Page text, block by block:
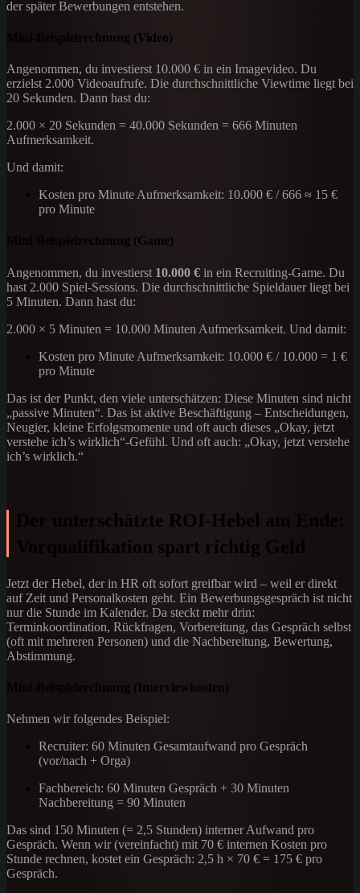
der später Bewerbungen entstehen.
Mini-Beispielrechnung (Video)
Angenommen, du investierst 10.000 € in ein Imagevideo. Du
erzielst 2.000 Videoaufrufe. Die durchschnittliche Viewtime liegt bei
20 Sekunden. Dann hast du:
2.000 × 20 Sekunden = 40.000 Sekunden = 666 Minuten
Aufmerksamkeit.
Und damit:
Kosten pro Minute Aufmerksamkeit: 10.000 € / 666 ≈ 15 €
pro Minute
Mini-Beispielrechnung (Game)
Angenommen, du investierst 10.000 € in ein Recruiting-Game. Du
hast 2.000 Spiel-Sessions. Die durchschnittliche Spieldauer liegt bei
5 Minuten. Dann hast du:
2.000 × 5 Minuten = 10.000 Minuten Aufmerksamkeit. Und damit:
Kosten pro Minute Aufmerksamkeit: 10.000 € / 10.000 = 1 €
pro Minute
Das ist der Punkt, den viele unterschätzen: Diese Minuten sind nicht
„passive Minuten“. Das ist aktive Beschäftigung – Entscheidungen,
Neugier, kleine Erfolgsmomente und oft auch dieses „Okay, jetzt
verstehe ich’s wirklich“-Gefühl. Und oft auch: „Okay, jetzt verstehe
ich’s wirklich.“
Der unterschätzte ROI-Hebel am Ende:
Vorqualifikation spart richtig Geld
Jetzt der Hebel, der in HR oft sofort greifbar wird – weil er direkt
auf Zeit und Personalkosten geht. Ein Bewerbungsgespräch ist nicht
nur die Stunde im Kalender. Da steckt mehr drin:
Terminkoordination, Rückfragen, Vorbereitung, das Gespräch selbst
(oft mit mehreren Personen) und die Nachbereitung, Bewertung,
Abstimmung.
Mini-Beispielrechnung (Interviewkosten)
Nehmen wir folgendes Beispiel:
Recruiter: 60 Minuten Gesamtaufwand pro Gespräch
(vor/nach + Orga)
Fachbereich: 60 Minuten Gespräch + 30 Minuten
Nachbereitung = 90 Minuten
Das sind 150 Minuten (= 2,5 Stunden) interner Aufwand pro
Gespräch. Wenn wir (vereinfacht) mit 70 € internen Kosten pro
Stunde rechnen, kostet ein Gespräch: 2,5 h × 70 € = 175 € pro
Gespräch.